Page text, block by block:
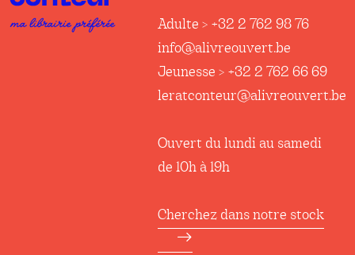
Adulte > +32 2 762 98 76
info@alivreouvert.be
Jeunesse > +32 2 762 66 69
leratconteur@alivreouvert.be
Ouvert du lundi au samedi
de 10h à 19h
Cherchez dans notre stock